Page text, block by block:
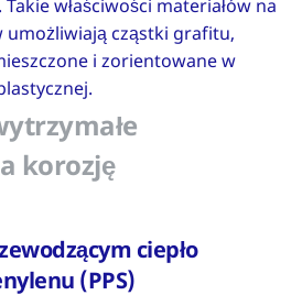
Takie właściwości materiałów na
umożliwiają cząstki grafitu,
i zorientowane w
korozję
ciepło
(PPS)